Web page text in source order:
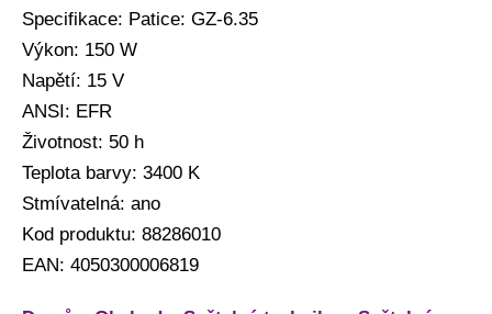
Specifikace: Patice: GZ-6.35
Výkon: 150 W
Napětí: 15 V
ANSI: EFR
Životnost: 50 h
Teplota barvy: 3400 K
Stmívatelná: ano
Kod produktu: 88286010
EAN: 4050300006819